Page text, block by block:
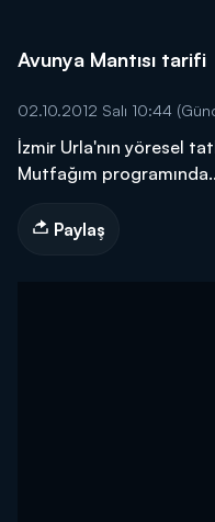
Avunya Mantısı tarifi
02.10.2012 Salı 10:44
İzmir Urla'nın yöresel
Mutfağım
Paylaş